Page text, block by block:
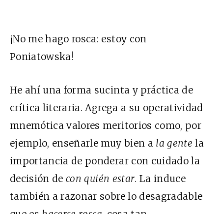
¡No me hago rosca: estoy con
Poniatowska!
He ahí una forma sucinta y práctica de
crítica literaria. Agrega a su operatividad
mnemótica valores meritorios como, por
ejemplo, enseñarle muy bien a la gente la
importancia de ponderar con cuidado la
decisión decon quién estar. La induce
también a razonar sobre lo desagradable